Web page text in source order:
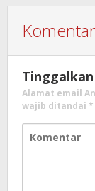
Komentar
Alamat email
wajib ditandai *